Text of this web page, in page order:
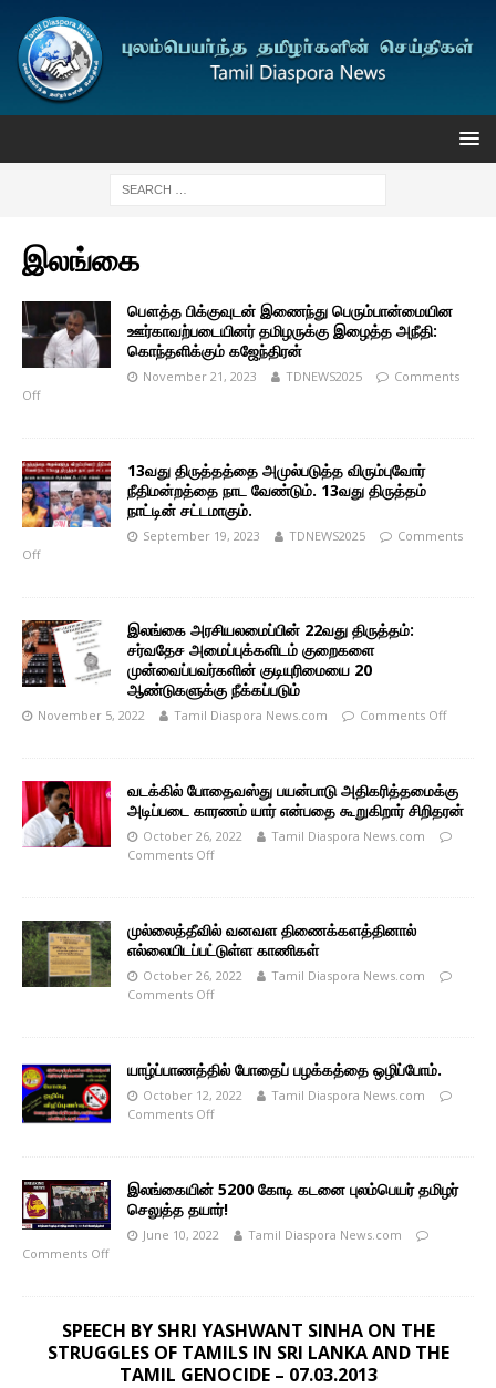
இலங்கை
பௌத்த பிக்குவுடன் இணைந்து பெரும்பான்மையின
ஊர்காவற்படையினர் தமிழருக்கு இழைத்த அநீதி:
கொந்தளிக்கும் கஜேந்திரன்
November 21, 2023 TDNEWS2025
Comments
Off
13வது திருத்தத்தை அமுல்படுத்த விரும்புவோர்
நீதிமன்றத்தை நாட வேண்டும். 13வது திருத்தம்
நாட்டின் சட்டமாகும்.
September 19, 2023 TDNEWS2025
Comments
Off
இலங்கை அரசியலமைப்பின் 22வது திருத்தம்:
சர்வதேச அமைப்புக்களிடம் குறைகளை
முன்வைப்பவர்களின் குடியுரிமையை 20
ஆண்டுகளுக்கு நீக்கப்படும்
November 5, 2022 Tamil Diaspora News.com Comments Off
வடக்கில் போதைவஸ்து பயன்பாடு அதிகரித்தமைக்கு
அடிப்படை காரணம் யார் என்பதை கூறுகிறார் சிறிதரன்
October 26, 2022
Tamil Diaspora News.com
Comments Off
முல்லைத்தீவில் வனவள திணைக்களத்தினால்
எல்லையிடப்பட்டுள்ள காணிகள்
October 26, 2022
Tamil Diaspora News.com
Comments Off
யாழ்ப்பாணத்தில் போதைப் பழக்கத்தை ஒழிப்போம்.
October 12, 2022
Tamil Diaspora News.com
Comments Off
இலங்கையின் 5200 கோடி கடனை புலம்பெயர் தமிழர்
செலுத்த தயார்!
June 10, 2022
Tamil Diaspora News.com
Comments Off
SPEECH BY SHRI YASHWANT SINHA ON THE
STRUGGLES OF TAMILS IN SRI LANKA AND THE
TAMIL GENOCIDE – 07.03.2013